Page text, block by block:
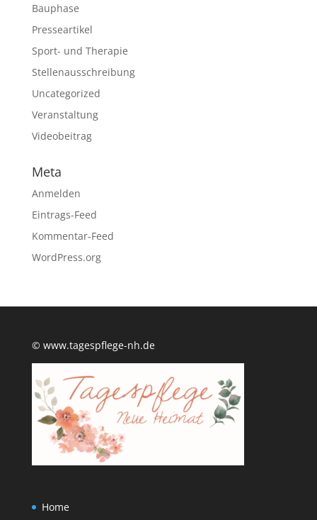
Bauphase
Presseartikel
Sport- und Therapie
Stellenausschreibung
Uncategorized
Veranstaltung
Videobeitrag
Meta
Anmelden
Eintrags-Feed
Kommentar-Feed
WordPress.org
© www.tagespflege-nh.de
Home